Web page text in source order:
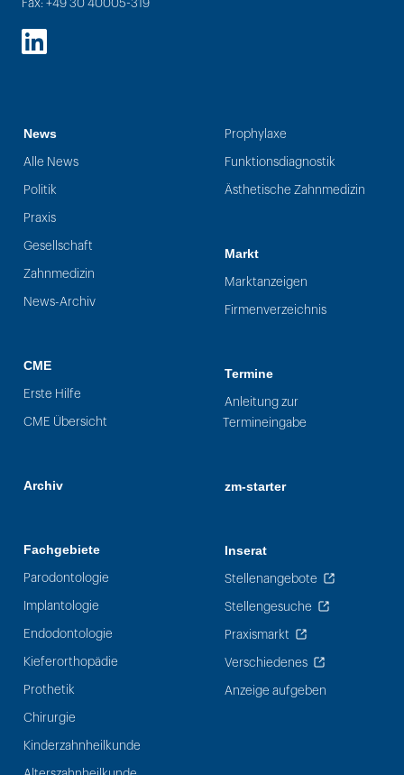
Fax: +49 30 40005-319
LinkedIn
News
Alle News
Politik
Praxis
Gesellschaft
Zahnmedizin
News-Archiv
CME
Erste Hilfe
CME Übersicht
Archiv
Fachgebiete
Parodontologie
Implantologie
Endodontologie
Kieferorthopädie
Prothetik
Chirurgie
Kinderzahnheilkunde
Prophylaxe
Funktionsdiagnostik
Ästhetische Zahnmedizin
Markt
Marktanzeigen
Firmenverzeichnis
Termine
Anleitung zur
Termineingabe
zm-starter
Inserat
Stellenangebote
Stellengesuche
Praxismarkt
Verschiedenes
Anzeige aufgeben